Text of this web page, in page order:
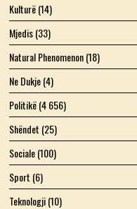
Kulturë(14)
Mjedis(33)
Natural Phenomenon(18)
Ne Dukje(4)
Politikë(4 656)
Shëndet (25)
Sociale(100)
Sport (6)
Teknologji(10)